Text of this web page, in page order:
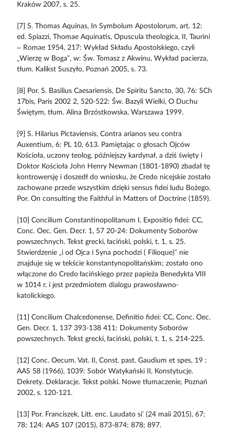
Kraków 2007, s. 25.
[7] S. Thomas Aquinas, In Symbolum Apostolorum, art. 12:
ed. Spiazzi, Thomae Aquinatis, Opuscula theologica, II, Taurini
– Romae 1954, 217: Wykład Składu Apostolskiego, czyli
„Wierzę w Boga”, w: Św. Tomasz z Akwinu, Wykład pacierza,
tłum. Kalikst Suszyło, Poznań 2005, s. 73.
[8] Por. S. Basilius Caesariensis, De Spiritu Sancto, 30, 76: SCh
17bis, Paris 2002 2, 520-522: Św. Bazyli Wielki, O Duchu
Świętym, tłum. Alina Brzóstkowska, Warszawa 1999.
[9] S. Hilarius Pictaviensis, Contra arianos seu contra
Auxentium, 6: PL 10, 613. Pamiętając o głosach Ojców
Kościoła, uczony teolog, późniejszy kardynał, a dziś święty i
Doktor Kościoła John Henry Newman (1801-1890) zbadał tę
kontrowersję i doszedł do wniosku, że Credo nicejskie zostało
zachowane przede wszystkim dzięki sensus fidei ludu Bożego.
Por. On consulting the Faithful in Matters of Doctrine (1859).
[10] Concilium Constantinopolitanum I, Expositio fidei: CC,
Conc. Oec. Gen. Decr. 1, 57 20-24: Dokumenty Soborów
powszechnych. Tekst grecki, łaciński, polski, t. 1, s. 25.
Stwierdzenie „i od Ojca i Syna pochodzi ( Filioque)” nie
znajduje się w tekście konstantynopolitańskim; zostało ono
włączone do Credo łacińskiego przez papieża Benedykta VIII
w 1014 r. i jest przedmiotem dialogu prawosławno-
katolickiego.
[11] Concilium Chalcedonense, Definitio fidei: CC, Conc. Oec.
Gen. Decr. 1, 137 393-138 411: Dokumenty Soborów
powszechnych. Tekst grecki, łaciński, polski, t. 1, s. 214-225.
[12] Conc. Oecum. Vat. II, Const. past. Gaudium et spes, 19 :
AAS 58 (1966), 1039: Sobór Watykański II, Konstytucje.
Dekrety. Deklaracje. Tekst polski. Nowe tłumaczenie, Poznań
2002, s. 120-121.
[13] Por. Franciszek, Litt. enc. Laudato si’ (24 maii 2015), 67;
78; 124: AAS 107 (2015), 873-874; 878; 897.